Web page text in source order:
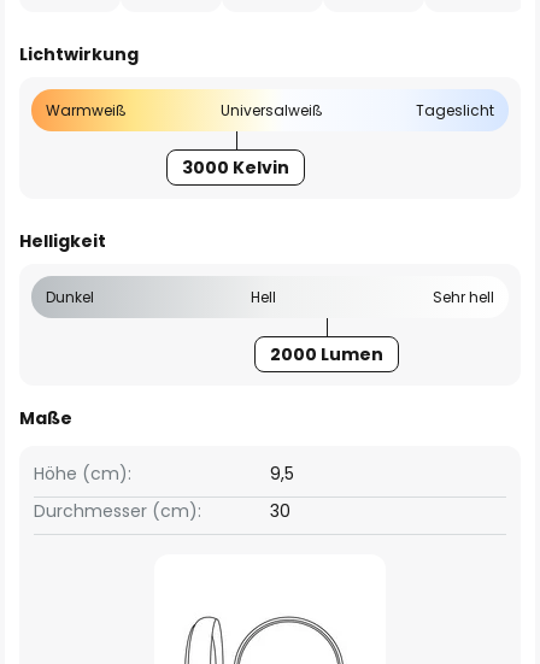
Lichtwirkung
Warmweiß Universalweiß Tageslicht
3000 Kelvin
Helligkeit
Dunkel Hell Sehr hell
2000 Lumen
Maße
Höhe (cm):
9,5
Durchmesser (cm):
30